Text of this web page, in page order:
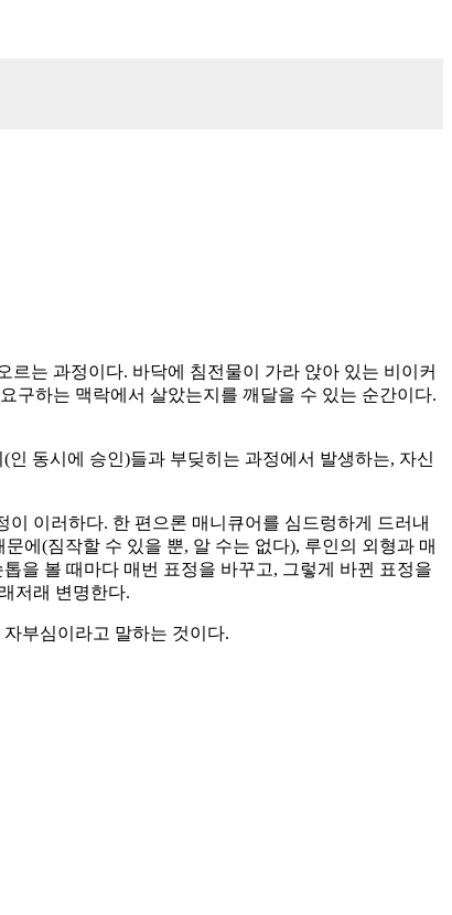
르는 과정이다. 바닥에 침전물이 가라 앉아 있는 비이커
구하는 맥락에서 살았는지를 깨달을 수 있는 순간이다.
동시에 승인)들과 부딪히는 과정에서 발생하는, 자신
이러하다. 한 편으론 매니큐어를 심드렁하게 드러내
에(짐작할 수 있을 뿐, 알 수는 없다), 루인의 외형과 매
을 볼 때마다 매번 표정을 바꾸고, 그렇게 바뀐 표정을
저래 변명한다.
부심이라고 말하는 것이다.